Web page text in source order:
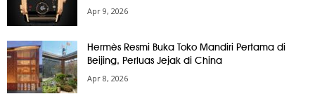
Apr 9, 2026
Hermès Resmi Buka Toko Mandiri Pertama di
Beijing, Perluas Jejak di China
Apr 8, 2026